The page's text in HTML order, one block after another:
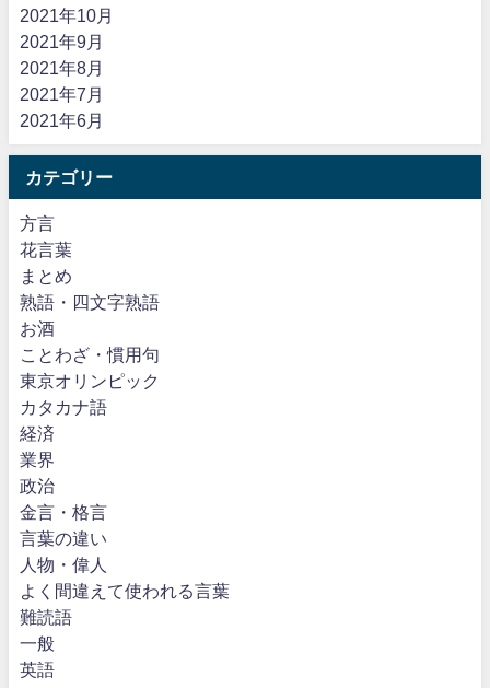
2021年10月
2021年9月
2021年8月
2021年7月
2021年6月
カテゴリー
方言
花言葉
まとめ
熟語・四文字熟語
お酒
ことわざ・慣用句
東京オリンピック
カタカナ語
経済
業界
政治
金言・格言
言葉の違い
人物・偉人
よく間違えて使われる言葉
難読語
一般
英語